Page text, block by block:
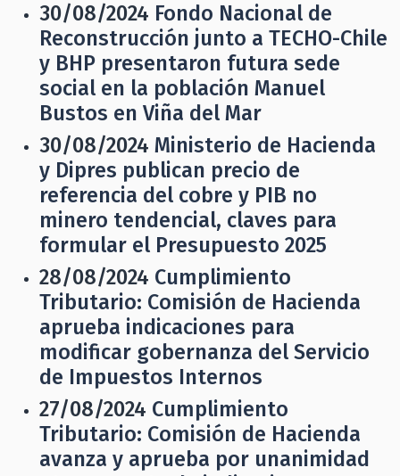
30/08/2024 Fondo Nacional de
Reconstrucción junto a TECHO-Chile
y BHP presentaron futura sede
social en la población Manuel
Bustos en Viña del Mar
30/08/2024 Ministerio de Hacienda
y Dipres publican precio de
referencia del cobre y PIB no
minero tendencial, claves para
formular el Presupuesto 2025
28/08/2024 Cumplimiento
Tributario: Comisión de Hacienda
aprueba indicaciones para
modificar gobernanza del Servicio
de Impuestos Internos
27/08/2024 Cumplimiento
Tributario: Comisión de Hacienda
avanza y aprueba por unanimidad